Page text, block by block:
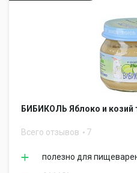
БИБИКОЛЬ Яблоко и козий
Всего отзывов 7
полезно для